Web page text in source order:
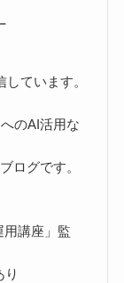
ています。
のAI活用な
ログです。
用講座」監
り